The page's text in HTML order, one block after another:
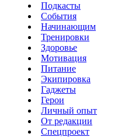
Подкасты
События
Начинающим
Тренировки
Здоровье
Мотивация
Питание
Экипировка
Гаджеты
Герои
Личный опыт
От редакции
Спецпроект